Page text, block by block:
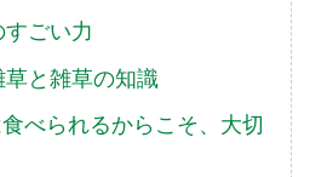
ごい力
と雑草の知識
べられるからこそ、大切